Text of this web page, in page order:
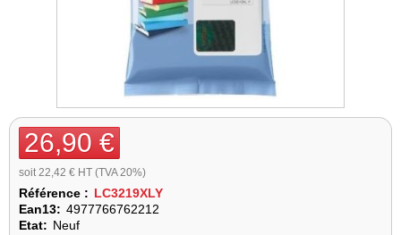
26,90 €
soit 22,42 € HT (TVA 20%)
Référence : LC3219XLY
Ean13: 4977766762212
Etat: Neuf